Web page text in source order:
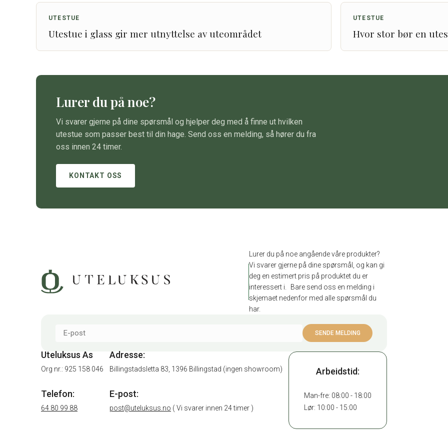
UTESTUE
Utestue i glass gir mer utnyttelse av uteområdet
UTESTUE
Hvor stor bør en
Lurer du på noe?
Vi svarer gjerne på dine spørsmål og hjelper deg med å finne ut hvilken
utestue som passer best til din hage. Send oss en melding, så hører du fra
oss innen 24 timer.
KONTAKT OSS
Lurer du på noe angående våre produkter?
Vi svarer gjerne på dine spørsmål, og kan gi
deg en estimert pris på produktet du er
interessert i. Bare send oss en melding i
skjemaet nedenfor med alle spørsmål du
har.
Uteluksus As
Org nr.: 925 158 046
Telefon:
64 80 99 88
Adresse:
Billingstadsletta 83, 1396 Billingstad (ingen showroom)
E-post:
post@uteluksus.no ( Vi svarer innen 24 timer )
Arbeidstid:
Man-fre: 08:00 - 18:00
Lør: 10:00 - 15:00